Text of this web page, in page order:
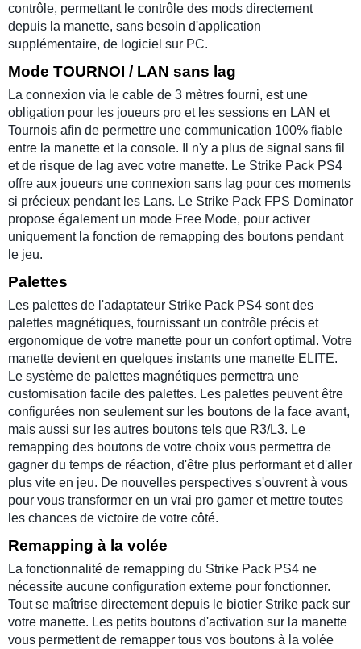
contrôle, permettant le contrôle des mods directement
depuis la manette, sans besoin d'application
supplémentaire, de logiciel sur PC.
Mode TOURNOI / LAN sans lag
La connexion via le cable de 3 mètres fourni, est une
obligation pour les joueurs pro et les sessions en LAN et
Tournois afin de permettre une communication 100% fiable
entre la manette et la console. Il n'y a plus de signal sans fil
et de risque de lag avec votre manette. Le Strike Pack PS4
offre aux joueurs une connexion sans lag pour ces moments
si précieux pendant les Lans. Le Strike Pack FPS Dominator
propose également un mode Free Mode, pour activer
uniquement la fonction de remapping des boutons pendant
le jeu.
Palettes
Les palettes de l'adaptateur Strike Pack PS4 sont des
palettes magnétiques, fournissant un contrôle précis et
ergonomique de votre manette pour un confort optimal. Votre
manette devient en quelques instants une manette ELITE.
Le système de palettes magnétiques permettra une
customisation facile des palettes. Les palettes peuvent être
configurées non seulement sur les boutons de la face avant,
mais aussi sur les autres boutons tels que R3/L3. Le
remapping des boutons de votre choix vous permettra de
gagner du temps de réaction, d'être plus performant et d'aller
plus vite en jeu. De nouvelles perspectives s'ouvrent à vous
pour vous transformer en un vrai pro gamer et mettre toutes
les chances de victoire de votre côté.
Remapping à la volée
La fonctionnalité de remapping du Strike Pack PS4 ne
nécessite aucune configuration externe pour fonctionner.
Tout se maîtrise directement depuis le biotier Strike pack sur
votre manette. Les petits boutons d'activation sur la manette
vous permettent de remapper tous vos boutons à la volée